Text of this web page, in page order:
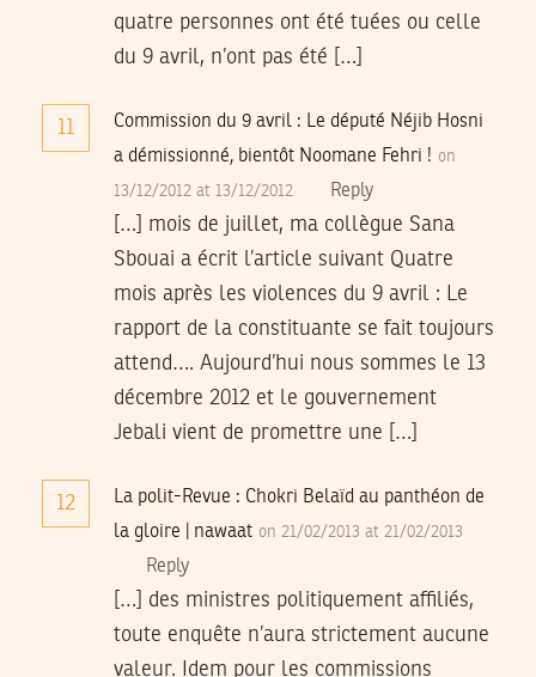
quatre personnes ont été tuées ou celle
du 9 avril, n’ont pas été […]
11
Commission du 9 avril : Le député Néjib Hosni
a démissionné, bientôt Noomane Fehri ! on
13/12/2012 at 13/12/2012 Reply
[…] mois de juillet, ma collègue Sana
Sbouai a écrit l’article suivant Quatre
mois après les violences du 9 avril : Le
rapport de la constituante se fait toujours
attend…. Aujourd’hui nous sommes le 13
décembre 2012 et le gouvernement
Jebali vient de promettre une […]
12
La polit-Revue : Chokri Belaïd au panthéon de
la gloire | nawaat on 21/02/2013 at 21/02/2013
Reply
[…] des ministres politiquement affiliés,
toute enquête n’aura strictement aucune
valeur. Idem pour les commissions